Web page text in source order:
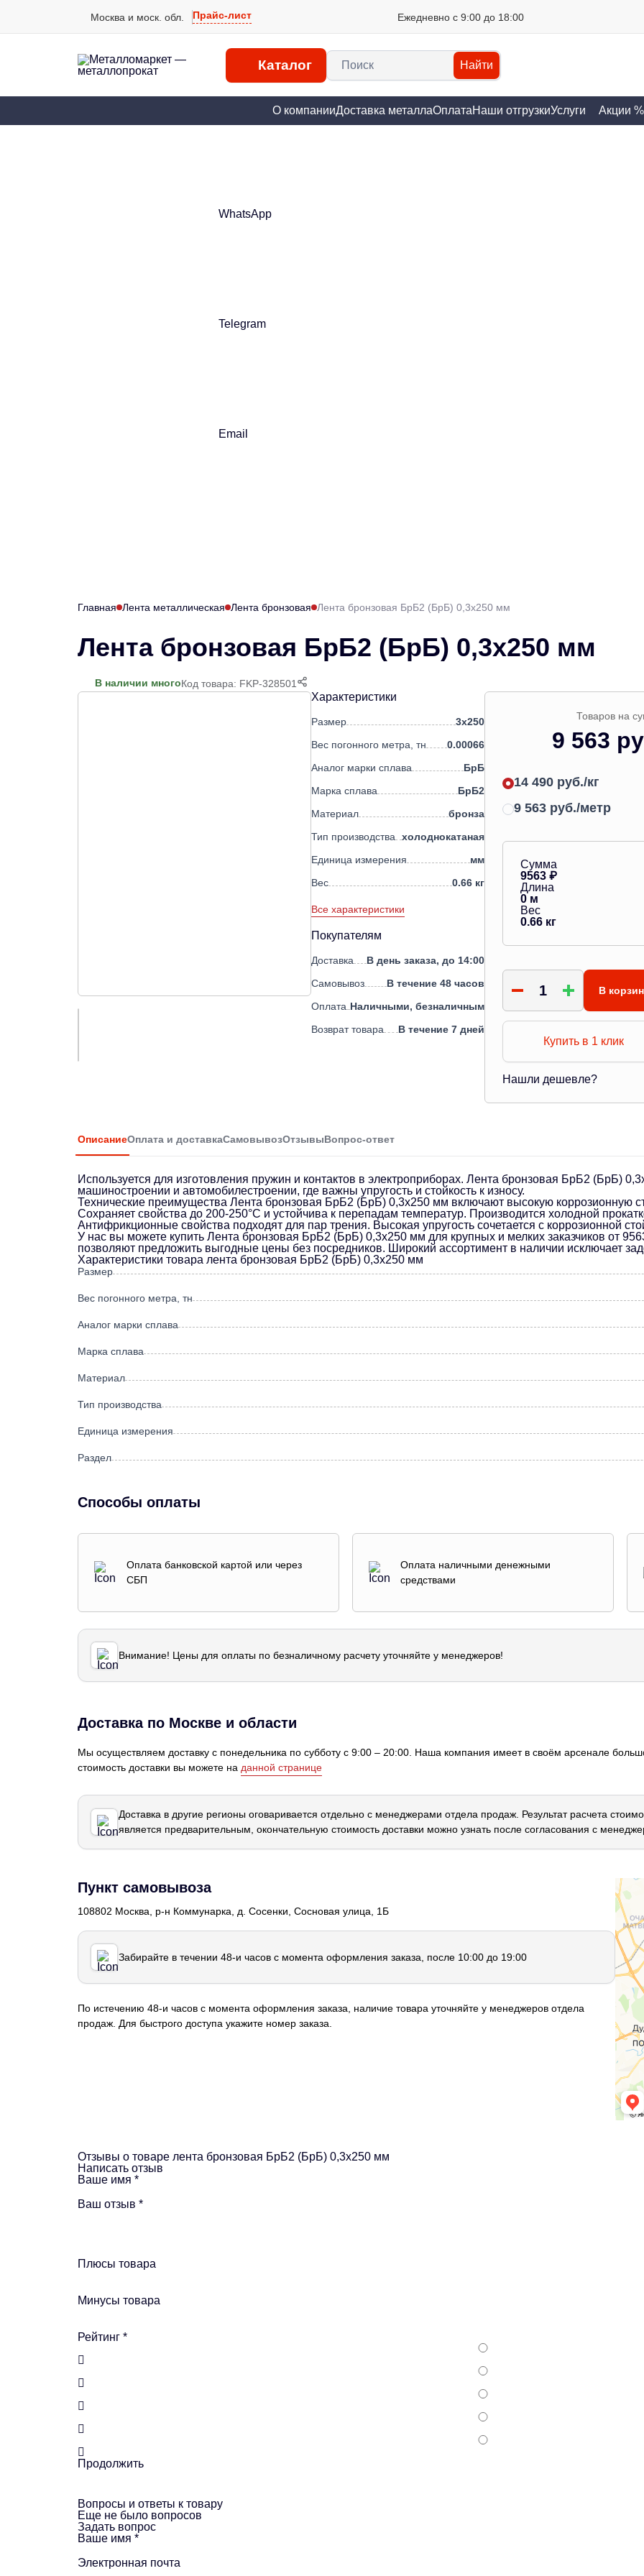
Москва и моск. обл. Прайс-лист Ежедневно с 9:00 до 18:00
Каталог Найти
О компанииДоставка металлаОплатаНаши отгрузкиУслуги Акции %
WhatsApp
Telegram
Email
Главная Лента металлическая Лента бронзовая Лента бронзовая БрБ2 (БрБ) 0,3х250 мм
Лента бронзовая БрБ2 (БрБ) 0,3х250 мм
В наличии многоКод товара: FKP-328501
Характеристики
Размер
3х250
Вес погонного метра, тн
0.00066
Аналог марки сплава
БрБ
Марка сплава
БрБ2
Материал
бронза
Тип производства
холоднокатаная
Единица измерения
мм
Вес
0.66 кг
Все характеристики
Покупателям
Доставка
В день заказа, до 14:00
Самовывоз
В течение 48 часов
Оплата Наличными, безналичным
Возврат товара
В течение 7 дней
Товаров на
9 563
14 490 руб./кг
9 563 руб./метр
Сумма
9563₽
Длина
0м
Вес
0.66кг
В
Купить в 1 клик
Нашли дешевле?
ОписаниеОплата и доставкаСамовывозОтзывыВопрос-ответ
Используется для изготовления пружин и контактов в электроприборах. Лента бронзовая БрБ2 (БрБ)
машиностроении и автомобилестроении, где важны упругость и стойкость к износу.
Технические преимущества Лента бронзовая БрБ2 (БрБ) 0,3х250 мм включают высокую коррозионную
Сохраняет свойства до 200-250°C и устойчива к перепадам температур. Производится холодной
Антифрикционные свойства подходят для пар трения. Высокая упругость сочетается с коррозионной
У нас вы можете купить Лента бронзовая БрБ2 (БрБ) 0,3х250 мм для крупных и мелких заказчиков от
позволяют предложить выгодные цены без посредников. Широкий ассортимент в наличии исключает
Характеристики товара лента бронзовая БрБ2 (БрБ) 0,3х250 мм
Размер
Вес погонного метра, тн
Аналог марки сплава
Марка сплава
Материал
Тип производства
Единица измерения
Раздел
Способы оплаты
Оплата банковской картой или через
СБП
Оплата наличными денежными
средствами
Внимание! Цены для оплаты по безналичному расчету уточняйте у менеджеров!
Доставка по Москве и области
Мы осуществляем доставку с понедельника по субботу с 9:00 – 20:00. Наша компания имеет в своём арсенале
стоимость доставки вы можете на данной странице
Доставка в другие регионы оговаривается отдельно с менеджерами отдела продаж. Результат расчета
является предварительным, окончательную стоимость доставки можно узнать после согласования с
Пункт самовывоза
108802 Москва, р-н Коммунарка, д. Сосенки, Сосновая улица, 1Б
Забирайте в течении 48-и часов с момента оформления заказа, после 10:00 до 19:00
По истечению 48-и часов с момента оформления заказа, наличие товара уточняйте у менеджеров отдела
продаж. Для быстрого доступа укажите номер заказа.
Отзывы о товаре лента бронзовая БрБ2 (БрБ) 0,3х250 мм
Написать отзыв
Ваше имя *
Ваш отзыв *
Плюсы товара
Минусы товара
Рейтинг *
Продолжить
Вопросы и ответы к товару
Еще не было вопросов
Задать вопрос
Ваше имя *
Электронная почта